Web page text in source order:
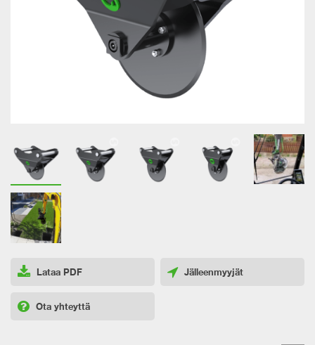
Lataa PDF Jälleenmyyjät
Ota yhteyttä